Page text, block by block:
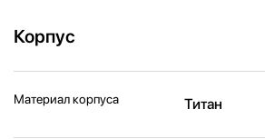
Корпус
Материал корпуса Титан